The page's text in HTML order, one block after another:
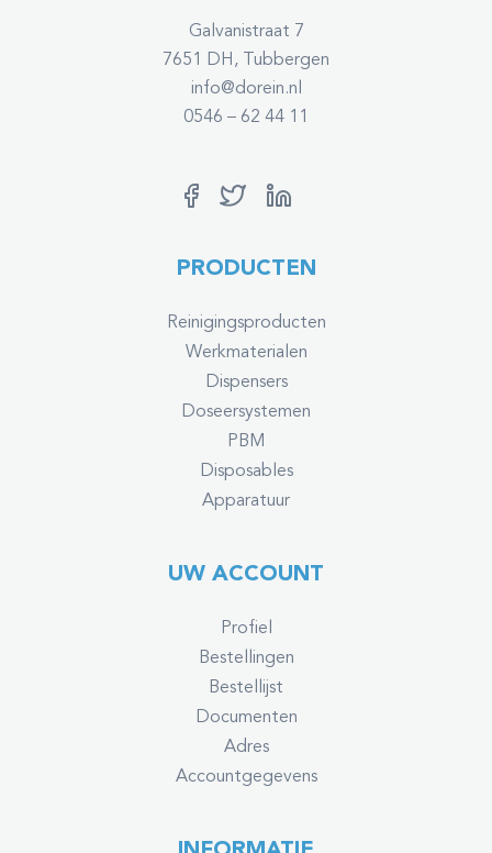
Galvanistraat 7
7651 DH, Tubbergen
info@dorein.nl
0546 – 62 44 11
PRODUCTEN
Reinigingsproducten
Werkmaterialen
Dispensers
Doseersystemen
PBM
Disposables
Apparatuur
UW ACCOUNT
Profiel
Bestellingen
Bestellijst
Documenten
Adres
Accountgegevens